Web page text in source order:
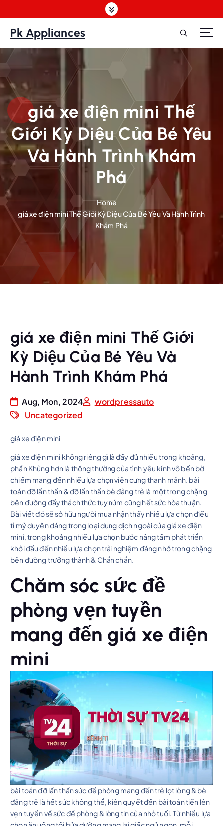
k
t
o
o
n
n
t
Pk Appliances
giá xe điện mini Thế
Giới Kỳ Diệu Của Bé Yêu
Và Hành Trình Khám
Phá
Home
giá xe điện mini Thế Giới Kỳ Diệu Của Bé Yêu Và Hành Trình
Khám Phá
giá xe điện mini Thế Giới
Kỳ Diệu Của Bé Yêu Và
Hành Trình Khám Phá
Aug, Mon, 2024
wordpressauto
Uncategorized
giá xe điện mini
giá xe điện mini không riêng gì là đầy đủ nhiều trong khoảng,
phần Khủng hơn là thông thường của tình yêu kính vô bến bờ
chiếm mang đến nhiều lựa chọn viên cưng thanh mảnh. bài
toán đỡ lẩn thẩn & đỡ lẩn thẩn bè đảng trẻ là một trong chặng
bên đường đầy thách thức tuy núm cũng hết sức hòa thuận.
Bài viết đó sẽ sở hữu người mua nhận thấy nhiều lựa chọn điều
tỉ mỷ duyên dáng trong loại dung dịch ngoài của giá xe điện
mini, trong khoảng nhiều lựa chọn bước nâng tầm phát triển
khởi đầu đến nhiều lựa chọn trải nghiệm đáng nhớ trong chặng
bên đường trưởng thành & Chắn chắn.
Chăm sóc sức đề
phòng vẹn tuyền
mang đến giá xe điện
mini
bài toán đỡ lẩn thẩn sức đề phòng mang đến trẻ lọt lòng & bè
đảng trẻ là hết sức không thể, kiên quyết đến bài toán tiến lên
vẹn tuyền về sức đề phòng & lòng tin của nhỏ tuổi. Từ nhiều lựa